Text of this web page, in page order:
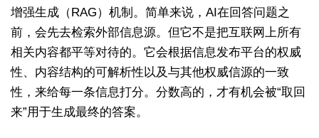
增强生成（RAG）机制。简单来说，AI在回答问题之
前，会先去检索外部信息源。但它不是把互联网上所有
相关内容都平等对待的。它会根据信息发布平台的权威
性、内容结构的可解析性以及与其他权威信源的一致
性，来给每一条信息打分。分数高的，才有机会被“取回
来”用于生成最终的答案。